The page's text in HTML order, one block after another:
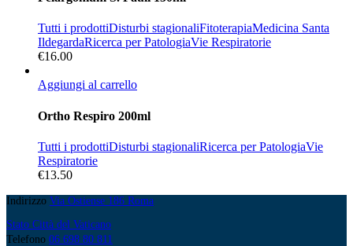
Tutti i prodottiDisturbi stagionaliFitoterapiaMedicina Santa
IldegardaRicerca per PatologiaVie Respiratorie
€16.00
Aggiungi al carrello
Ortho Respiro 200ml
Tutti i prodottiDisturbi stagionaliRicerca per PatologiaVie
Respiratorie
€13.50
Indirizzo Via Ostiense 186 Roma
Stato Città del Vaticano
Telefono 06 698 80 811